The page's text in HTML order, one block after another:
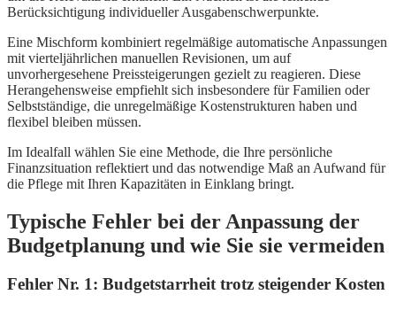
Berücksichtigung individueller Ausgabenschwerpunkte.
Eine Mischform kombiniert regelmäßige automatische Anpassungen
mit vierteljährlichen manuellen Revisionen, um auf
unvorhergesehene Preissteigerungen gezielt zu reagieren. Diese
Herangehensweise empfiehlt sich insbesondere für Familien oder
Selbstständige, die unregelmäßige Kostenstrukturen haben und
flexibel bleiben müssen.
Im Idealfall wählen Sie eine Methode, die Ihre persönliche
Finanzsituation reflektiert und das notwendige Maß an Aufwand für
die Pflege mit Ihren Kapazitäten in Einklang bringt.
Typische Fehler bei der Anpassung der
Budgetplanung und wie Sie sie vermeiden
Fehler Nr. 1: Budgetstarrheit trotz steigender Kosten